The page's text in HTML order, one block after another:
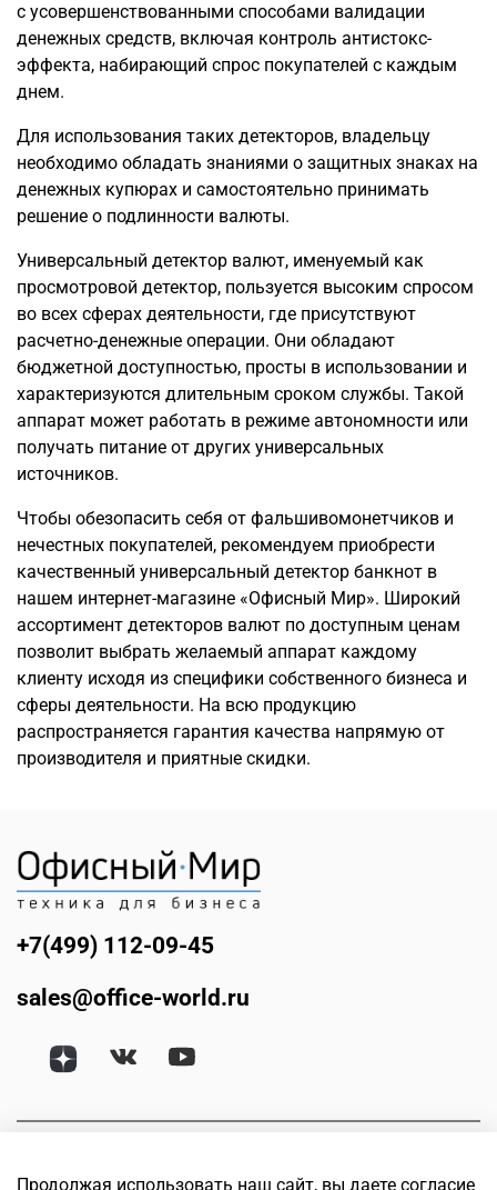
с усовершенствованными способами валидации
денежных средств, включая контроль антистокс-
эффекта, набирающий спрос покупателей с каждым
днем.
Для использования таких детекторов, владельцу
необходимо обладать знаниями о защитных знаках на
денежных купюрах и самостоятельно принимать
решение о подлинности валюты.
Универсальный детектор валют, именуемый как
просмотровой детектор, пользуется высоким спросом
во всех сферах деятельности, где присутствуют
расчетно-денежные операции. Они обладают
бюджетной доступностью, просты в использовании и
характеризуются длительным сроком службы. Такой
аппарат может работать в режиме автономности или
получать питание от других универсальных
источников.
Чтобы обезопасить себя от фальшивомонетчиков и
нечестных покупателей, рекомендуем приобрести
качественный универсальный детектор банкнот в
нашем интернет-магазине «Офисный Мир». Широкий
ассортимент детекторов валют по доступным ценам
позволит выбрать желаемый аппарат каждому
клиенту исходя из специфики собственного бизнеса и
сферы деятельности. На всю продукцию
распространяется гарантия качества напрямую от
производителя и приятные скидки.
+7(499) 112-09-45
sales@office-world.ru
Продолжая использовать наш сайт, вы даете согласие